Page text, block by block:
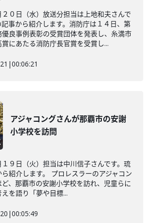
２０日（水）放送分担当は上地和夫さんで
事から紹介します。消防庁は１４日、第
優良事例表彰の受賞団体を発表し、糸満市
にあたる消防庁長官賞を受賞し...
|00:06:21
アジャコングさんが那覇市の安謝
小学校を訪問
１９日（火）担当は中川信子さんです。琉
紹介します。 プロレスラーのアジャコン
、那覇市の安謝小学校を訪れ、児童らに
を語り「夢や目標...
|00:05:49